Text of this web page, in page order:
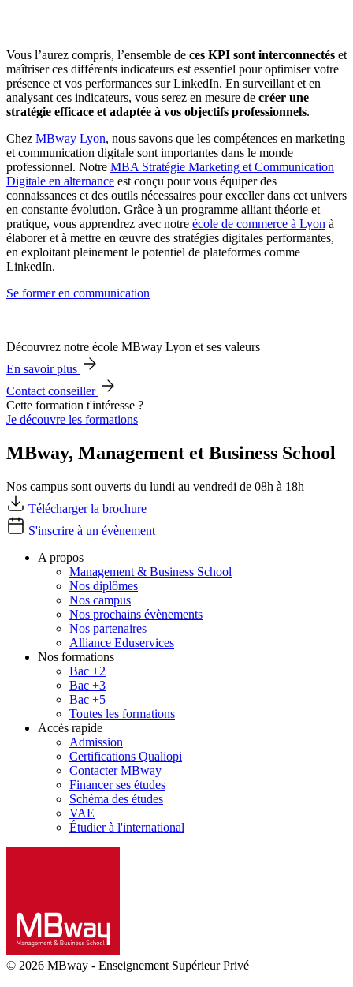
Vous l’aurez compris, l’ensemble de ces KPI sont interconnectés et
maîtriser ces différents indicateurs est essentiel pour optimiser votre
présence et vos performances sur LinkedIn. En surveillant et en
analysant ces indicateurs, vous serez en mesure de créer une
stratégie efficace et adaptée à vos objectifs professionnels.
Chez MBway Lyon, nous savons que les compétences en marketing
et communication digitale sont importantes dans le monde
professionnel. Notre MBA Stratégie Marketing et Communication
Digitale en alternance est conçu pour vous équiper des
connaissances et des outils nécessaires pour exceller dans cet univers
en constante évolution. Grâce à un programme alliant théorie et
pratique, vous apprendrez avec notre école de commerce à Lyon à
élaborer et à mettre en œuvre des stratégies digitales performantes,
en exploitant pleinement le potentiel de plateformes comme
LinkedIn.
Se former en communication
Découvrez notre école MBway Lyon et ses valeurs
En savoir plus
Contact conseiller
Cette formation t'intéresse ?
Je découvre les formations
MBway, Management et Business School
Nos campus sont ouverts du lundi au vendredi de 08h à 18h
Télécharger la brochure
S'inscrire à un évènement
A propos
Management & Business School
Nos diplômes
Nos campus
Nos prochains évènements
Nos partenaires
Alliance Eduservices
Nos formations
Bac +2
Bac +3
Bac +5
Toutes les formations
Accès rapide
Admission
Certifications Qualiopi
Contacter MBway
Financer ses études
Schéma des études
VAE
Étudier à l'international
© 2026 MBway - Enseignement Supérieur Privé